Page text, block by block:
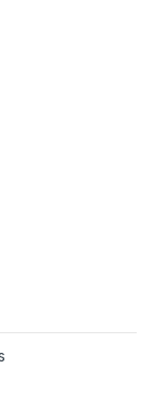
Ordenado por